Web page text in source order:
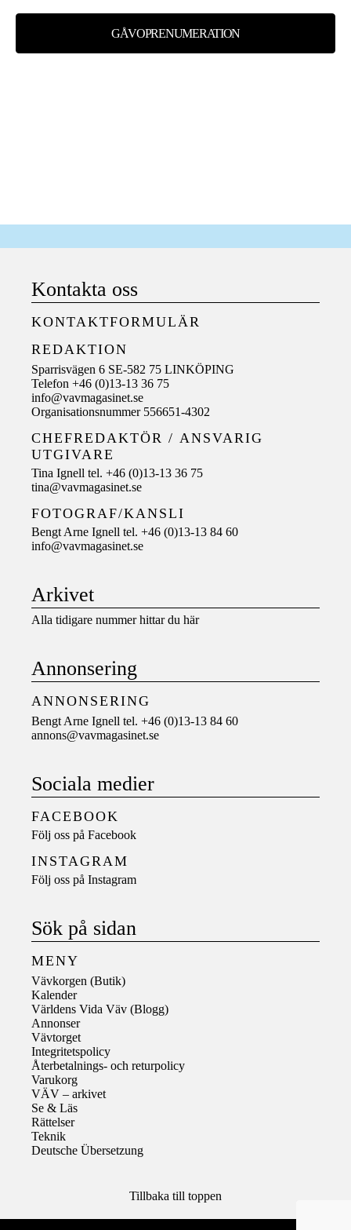
GÅVOPRENUMERATION
Kontakta oss
KONTAKTFORMULÄR
REDAKTION
Sparrisvägen 6 SE-582 75 LINKÖPING
Telefon +46 (0)13-13 36 75
info@vavmagasinet.se
Organisationsnummer 556651-4302
CHEFREDAKTÖR / ANSVARIG
UTGIVARE
Tina Ignell tel. +46 (0)13-13 36 75
tina@vavmagasinet.se
FOTOGRAF/KANSLI
Bengt Arne Ignell tel. +46 (0)13-13 84 60
info@vavmagasinet.se
Arkivet
Alla tidigare nummer hittar du här
Annonsering
ANNONSERING
Bengt Arne Ignell tel. +46 (0)13-13 84 60
annons@vavmagasinet.se
Sociala medier
FACEBOOK
Följ oss på Facebook
INSTAGRAM
Följ oss på Instagram
Sök på sidan
MENY
Vävkorgen (Butik)
Kalender
Världens Vida Väv (Blogg)
Annonser
Vävtorget
Integritetspolicy
Återbetalnings- och returpolicy
Varukorg
VÄV – arkivet
Se & Läs
Rättelser
Teknik
Deutsche Übersetzung
Tillbaka till toppen